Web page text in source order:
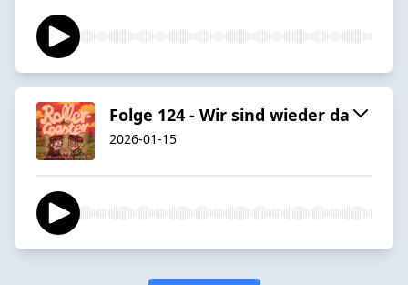
Folge 124 - Wir sind wieder da
2026-01-15